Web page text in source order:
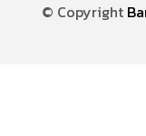
© Copyright